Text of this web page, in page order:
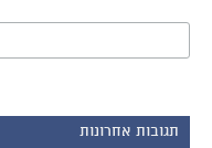
תגובות אחרונות